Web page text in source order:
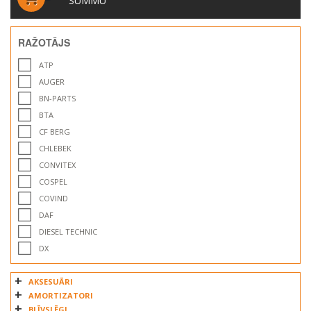
RAŽOTĀJS
ATP
AUGER
BN-PARTS
BTA
CF BERG
CHLEBEK
CONVITEX
COSPEL
COVIND
DAF
DIESEL TECHNIC
DX
DXR
EURONORD
FABIO
AKSESUĀRI
AMORTIZATORI